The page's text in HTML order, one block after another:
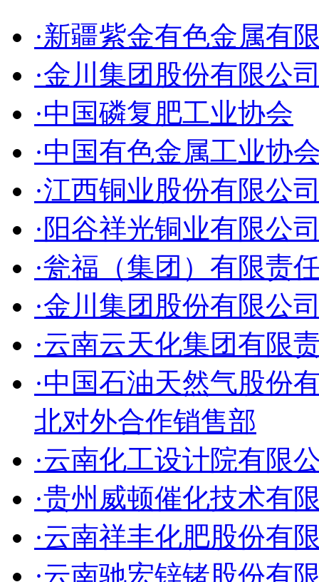
·新疆紫金有色金属有
·金川集团股份有限公
·中国磷复肥工业协会
·中国有色金属工业协
·江西铜业股份有限公
·阳谷祥光铜业有限公
·瓮福（集团）有限责
·金川集团股份有限公
·云南云天化集团有限
·中国石油天然气股份
北对外合作销售部
·云南化工设计院有限
·贵州威顿催化技术有
·云南祥丰化肥股份有
·云南驰宏锌锗股份有